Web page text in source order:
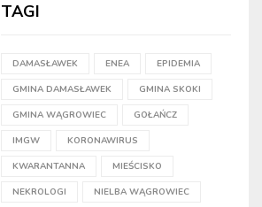
TAGI
DAMASŁAWEK ENEA EPIDEMIA
GMINA DAMASŁAWEK GMINA SKOKI
GMINA WĄGROWIEC GOŁAŃCZ
IMGW KORONAWIRUS
KWARANTANNA MIEŚCISKO
NEKROLOGI NIELBA WĄGROWIEC